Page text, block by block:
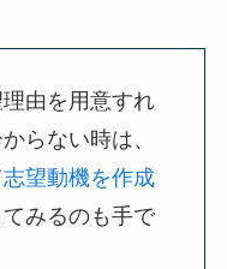
由を用意すれ
らない時は、
志望動機を作成
みるのも手で